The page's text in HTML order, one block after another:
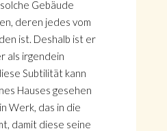
Gebäude
deren jedes vom
ist. Deshalb ist er
als irgendein
Subtilität kann
Hauses gesehen
Werk, das in die
damit diese seine